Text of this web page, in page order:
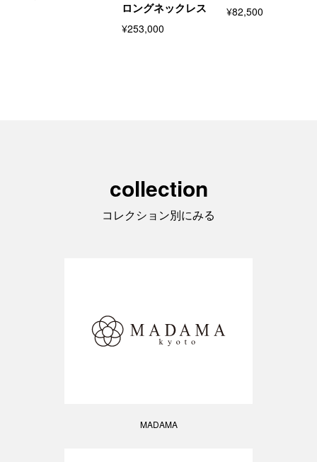
ロングネックレス
¥253,000
¥82,500
collection
コレクション別にみる
MADAMA